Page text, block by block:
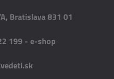
Bratislava 831 01
199 - e-shop